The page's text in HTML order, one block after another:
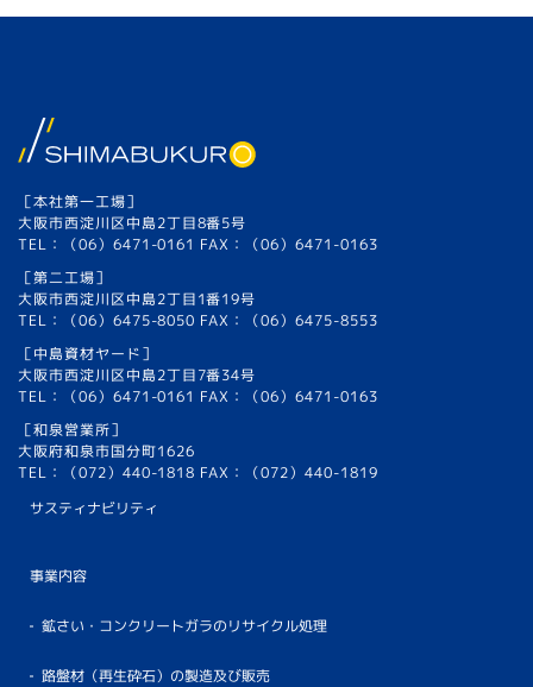
［本社第一工場］
大阪市西淀川区中島2丁目8番5号
TEL：（06）6471-0161 FAX：（06）6471-0163
［第二工場］
大阪市西淀川区中島2丁目1番19号
TEL：（06）6475-8050 FAX：（06）6475-8553
［中島資材ヤード］
大阪市西淀川区中島2丁目7番34号
TEL：（06）6471-0161 FAX：（06）6471-0163
［和泉営業所］
大阪府和泉市国分町1626
TEL：（072）440-1818 FAX：（072）440-1819
サスティナビリティ
事業内容
鉱さい・コンクリートガラのリサイクル処理
路盤材（再生砕石）の製造及び販売